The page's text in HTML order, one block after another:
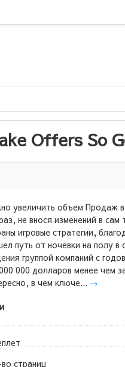
Offers So
увеличить объем Продаж
не внося изменений в
игровые стратегии,
путь от ночевки на полу в
группой компаний с
000 долларов менее чем
в чем ключе... →
страниц